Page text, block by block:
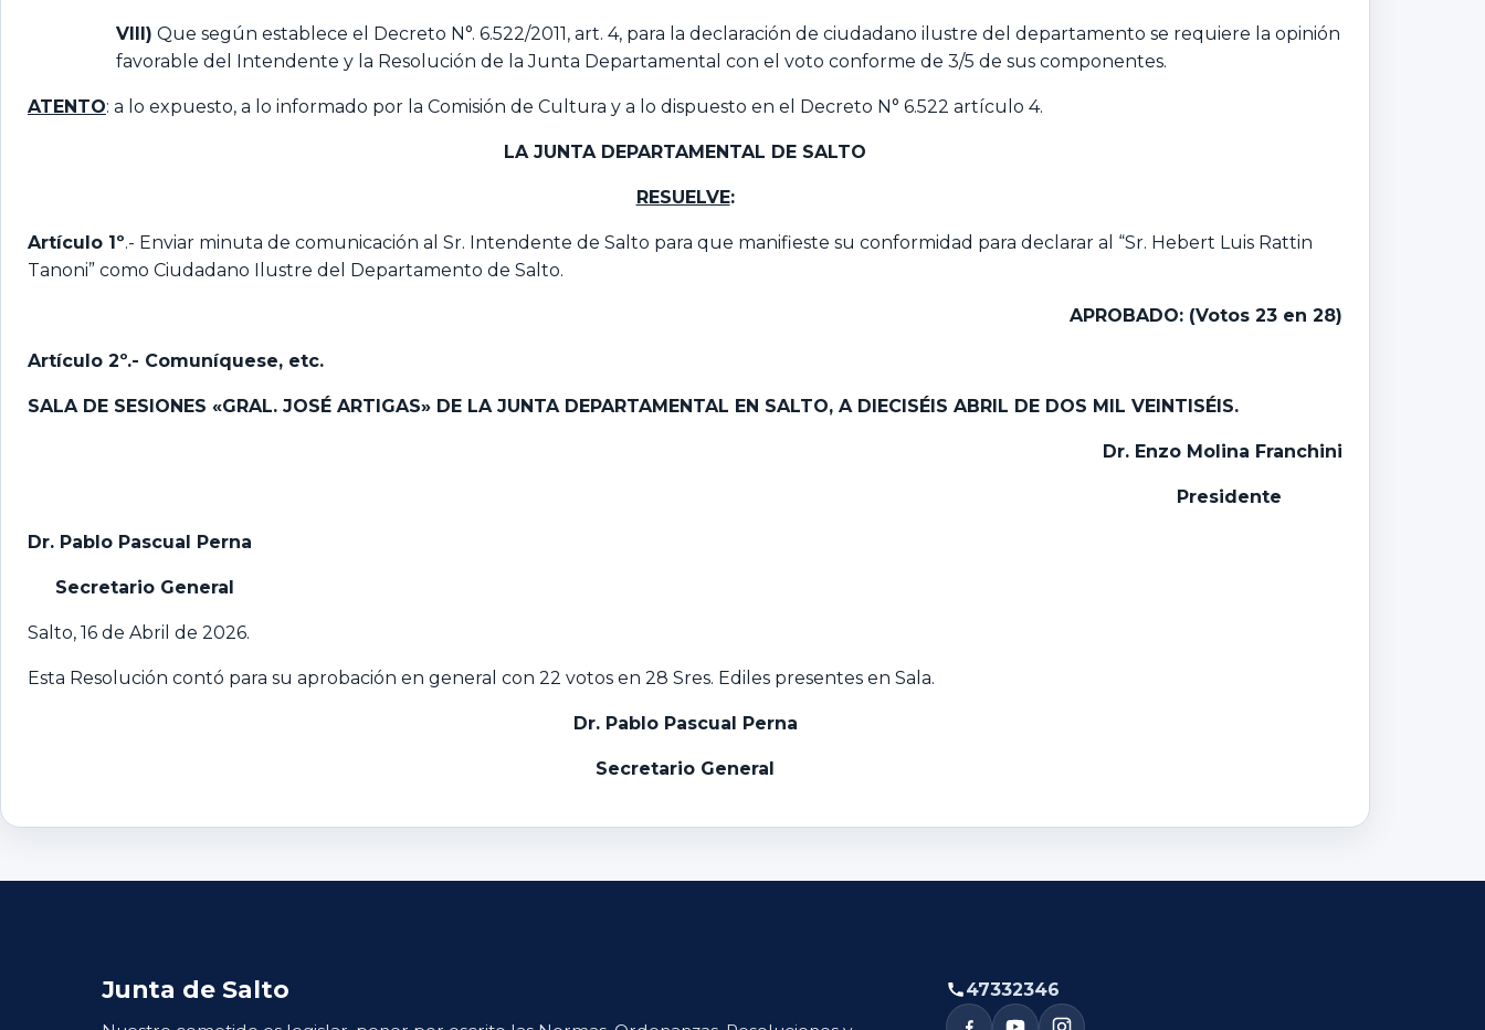
VIII) Que según establece el Decreto N°. 6.522/2011, art. 4, para la declaración de ciudadano ilustre del departamento se requiere la opinión
favorable del Intendente y la Resolución de la Junta Departamental con el voto conforme de 3/5 de sus componentes.
ATENTO: a lo expuesto, a lo informado por la Comisión de Cultura y a lo dispuesto en el Decreto N° 6.522 artículo 4.
LA JUNTA DEPARTAMENTAL DE SALTO
RESUELVE:
Artículo 1º.- Enviar minuta de comunicación al Sr. Intendente de Salto para que manifieste su conformidad para declarar al “Sr. Hebert Luis Rattin
Tanoni” como Ciudadano Ilustre del Departamento de Salto.
APROBADO: (Votos 23 en 28)
Artículo 2º.- Comuníquese, etc.
SALA DE SESIONES «GRAL. JOSÉ ARTIGAS» DE LA JUNTA DEPARTAMENTAL EN SALTO, A DIECISÉIS ABRIL DE DOS MIL VEINTISÉIS.
Dr. Enzo Molina Franchini
Presidente
Dr. Pablo Pascual Perna
Secretario General
Salto, 16 de Abril de 2026.
Esta Resolución contó para su aprobación en general con 22 votos en 28 Sres. Ediles presentes en Sala.
Dr. Pablo Pascual Perna
Secretario General
Junta de Salto 47332346